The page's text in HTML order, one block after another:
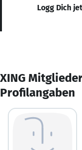
Logg Dich
XING
Profilangaben